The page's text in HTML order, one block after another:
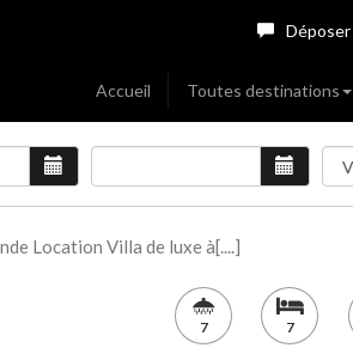
Accueil Toutes destinations
Location Villa de luxe à[....]
7 7